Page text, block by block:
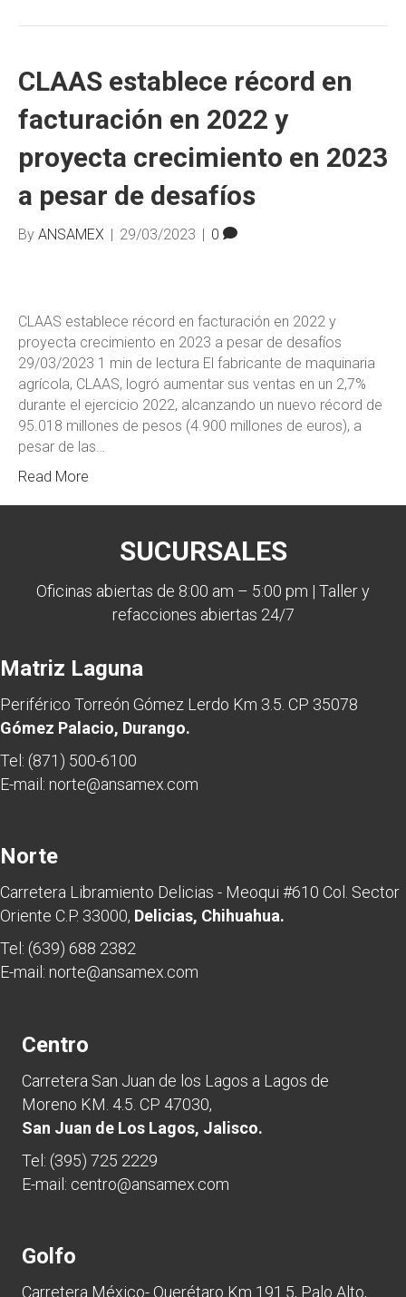
CLAAS establece récord en
facturación en 2022 y
proyecta crecimiento en 2023
a pesar de desafíos
By ANSAMEX 29/03/2023 0
CLAAS establece récord en facturación en 2022 y
proyecta crecimiento en 2023 a pesar de desafíos
29/03/2023 1 min de lectura El fabricante de maquinaria
agrícola, CLAAS, logró aumentar sus ventas en un 2,7%
durante el ejercicio 2022, alcanzando un nuevo récord de
95.018 millones de pesos (4.900 millones de euros), a
pesar de las…
Read More
SUCURSALES
Oficinas abiertas de 8:00 am – 5:00 pm | Taller y
refacciones abiertas 24/7
Matriz Laguna
Periférico Torreón Gómez Lerdo Km 3.5. CP 35078
Gómez Palacio, Durango.
Tel: (871) 500-6100
E-mail: norte@ansamex.com
Norte
Carretera Libramiento Delicias - Meoqui #610 Col. Sector
Oriente C.P. 33000, Delicias, Chihuahua.
Tel: (639) 688 2382
E-mail: norte@ansamex.com
Centro
Carretera San Juan de los Lagos a Lagos de
Moreno KM. 4.5. CP 47030,
San Juan de Los Lagos, Jalisco.
Tel: (395) 725 2229
E-mail: centro@ansamex.com
Golfo
Carretera México- Querétaro Km 191.5, Palo Alto,